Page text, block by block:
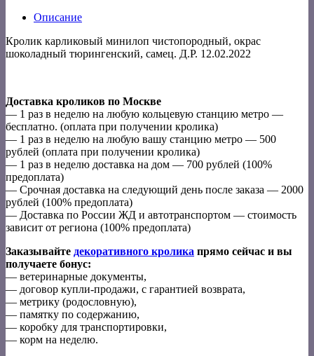
Описание
Кролик карликовый минилоп чистопородный, окрас
шоколадный тюрингенский, самец. Д.Р. 12.02.2022
Доставка кроликов по Москве
— 1 раз в неделю на любую кольцевую станцию метро —
бесплатно. (оплата при получении кролика)
— 1 раз в неделю на любую вашу станцию метро — 500
рублей (оплата при получении кролика)
— 1 раз в неделю доставка на дом — 700 рублей (100%
предоплата)
— Срочная доставка на следующий день после заказа — 2000
рублей (100% предоплата)
— Доставка по России ЖД и автотранспортом — стоимость
зависит от региона (100% предоплата)
Заказывайте декоративного кролика прямо сейчас и вы
получаете бонус:
— ветеринарные документы,
— договор купли-продажи, с гарантией возврата,
— метрику (родословную),
— памятку по содержанию,
— коробку для транспортировки,
— корм на неделю.